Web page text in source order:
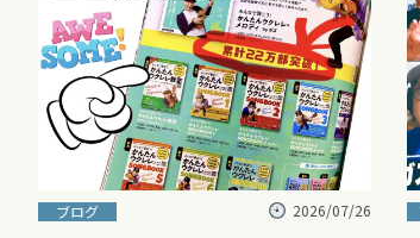
ブログ 2026/07/26